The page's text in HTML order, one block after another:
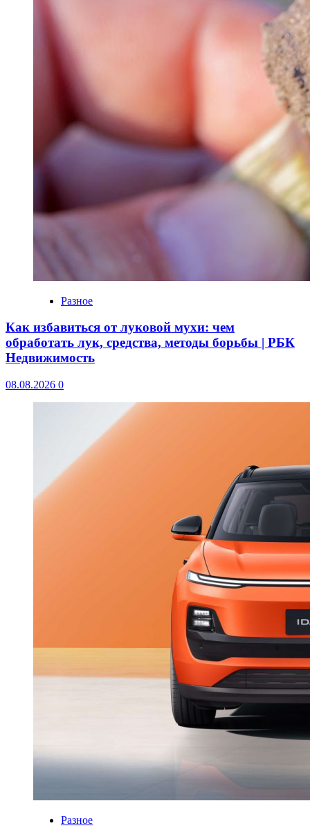
Разное
Как избавиться от луковой мухи: чем
обработать лук, средства, методы борьбы | РБК
Недвижимость
08.08.2026 0
Разное